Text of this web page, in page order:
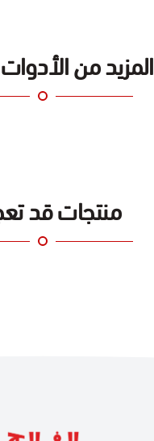
المزيد من الأدوات
منتجات قد